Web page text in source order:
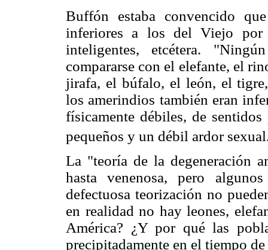
Buffón estaba convencido
inferiores a los del Viejo por
inteligentes, etcétera.
compararse con el elefante, el
jirafa, el búfalo, el león, el
los amerindios también eran
físicamente débiles, de
pequeños y un débil ardor
La "teoría de la degeneración
hasta venenosa, pero
defectuosa teorización no
en realidad no hay leones,
América? ¿Y por qué las
precipitadamente en el tiempo